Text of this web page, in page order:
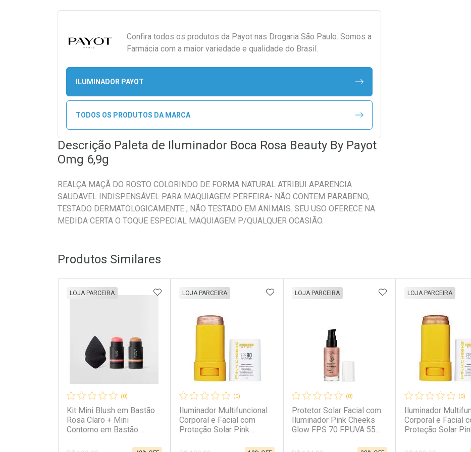
Confira todos os produtos da Payot nas Drogaria São Paulo. Somos a
Farmácia com a maior variedade e qualidade do Brasil.
ILUMINADOR PAYOT
TODOS OS PRODUTOS DA MARCA
Descrição Paleta de Iluminador Boca Rosa Beauty By Payot
Omg 6,9g
REALÇA MAÇÃ DO ROSTO COLORINDO DE FORMA NATURAL ATRIBUI APARENCIA
SAUDAVEL INDISPENSÁVEL PARA MAQUIAGEM PERFEIRA- NÃO CONTEM PARABENO,
TESTADO DERMATOLOGICAMENTE , NÃO TESTADO EM ANIMAIS. SEU USO OFERECE NA
MEDIDA CERTA O TOQUE ESPECIAL MAQUIAGEM P/QUALQUER OCASIÃO.
Produtos Similares
(0)
Kit Mini Blush em Bastão
Rosa Claro + Mini
Contorno em Bastão
Esponja de Maquiagem
LOJA PARCEIRA ADICIONAR AOS FAVORITOS
(0)
Iluminador Multifuncional
Corporal e Facial com
Proteção Solar Pink
Champagne 17,5g
LOJA PARCEIRA ADICIONAR AOS FAVORITOS
(0)
Protetor Solar Facial com
Iluminador Pink Cheeks
Glow FPS 70 FPUVA 55
LOJA PARCEIRA ADICIONAR AOS
(0)
Iluminador
Corporal e Facial
Proteção Solar
Gold 17,5g Gold
LOJA PARCEIRA